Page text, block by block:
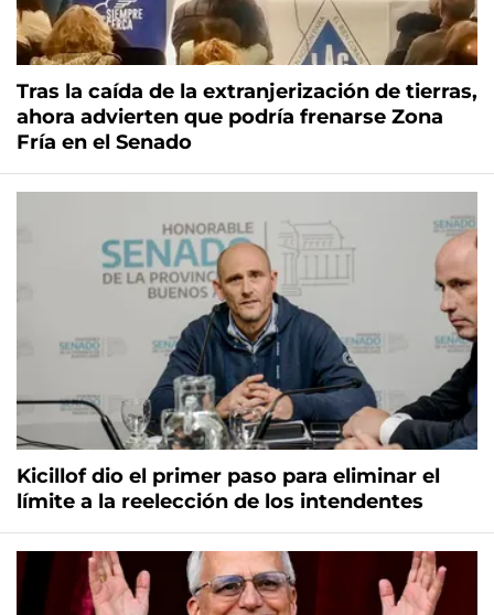
Tras la caída de la extranjerización de tierras,
ahora advierten que podría frenarse Zona
Fría en el Senado
Kicillof dio el primer paso para eliminar el
límite a la reelección de los intendentes